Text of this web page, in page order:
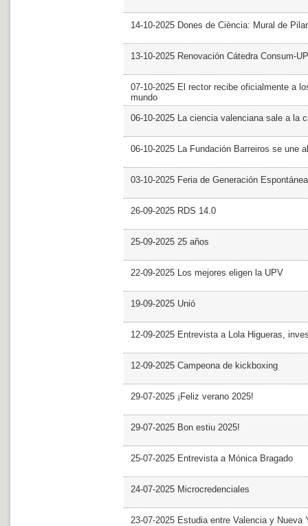
14-10-2025 Dones de Ciència: Mural de
13-10-2025 Renovación Cátedra Consum-
07-10-2025 El rector recibe oficialmente a
mundo
06-10-2025 La ciencia valenciana sale a la
06-10-2025 La Fundación Barreiros se une
03-10-2025 Feria de Generación Espontánea
26-09-2025 RDS 14.0
25-09-2025 25 años
22-09-2025 Los mejores eligen la UPV
19-09-2025 Unió
12-09-2025 Entrevista a Lola Higueras,
12-09-2025 Campeona de kickboxing
29-07-2025 ¡Feliz verano 2025!
29-07-2025 Bon estiu 2025!
25-07-2025 Entrevista a Mónica Bragado
24-07-2025 Microcredenciales
23-07-2025 Estudia entre Valencia y Nueva